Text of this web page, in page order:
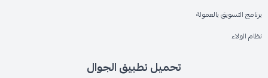
برنامج التسويق بالعمولة
نظام الولاء
تحميل تطبيق الجوال